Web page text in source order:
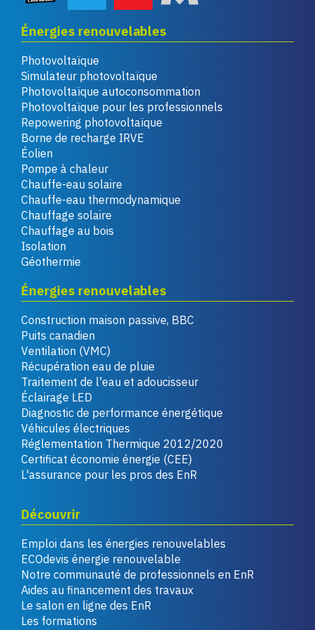
Énergies renouvelables
Photovoltaïque
Simulateur photovoltaïque
Photovoltaïque autoconsommation
Photovoltaïque pour les professionnels
Repowering photovoltaïque
Borne de recharge IRVE
Éolien
Pompe à chaleur
Chauffe-eau solaire
Chauffe-eau thermodynamique
Chauffage solaire
Chauffage au bois
Isolation
Géothermie
Énergies renouvelables
Construction maison passive, BBC
Puits canadien
Ventilation (VMC)
Récupération eau de pluie
Traitement de l'eau et adoucisseur
Éclairage LED
Diagnostic de performance énergétique
Véhicules électriques
Réglementation Thermique 2012/2020
Certificat économie énergie (CEE)
L'assurance pour les pros des EnR
Découvrir
Emploi dans les énergies renouvelables
ECOdevis énergie renouvelable
Notre communauté de professionnels en EnR
Aides au financement des travaux
Le salon en ligne des EnR
Les formations